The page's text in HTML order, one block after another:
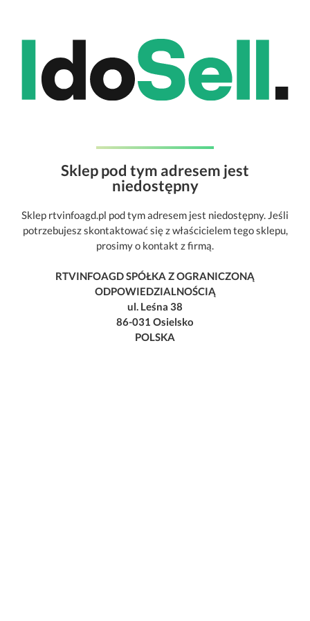
Sklep pod tym adresem jest
niedostępny
Sklep rtvinfoagd.pl pod tym adresem jest niedostępny. Jeśli
potrzebujesz skontaktować się z właścicielem tego sklepu,
prosimy o kontakt z firmą.
RTVINFOAGD SPÓŁKA Z OGRANICZONĄ
ODPOWIEDZIALNOŚCIĄ
ul. Leśna 38
86-031 Osielsko
POLSKA